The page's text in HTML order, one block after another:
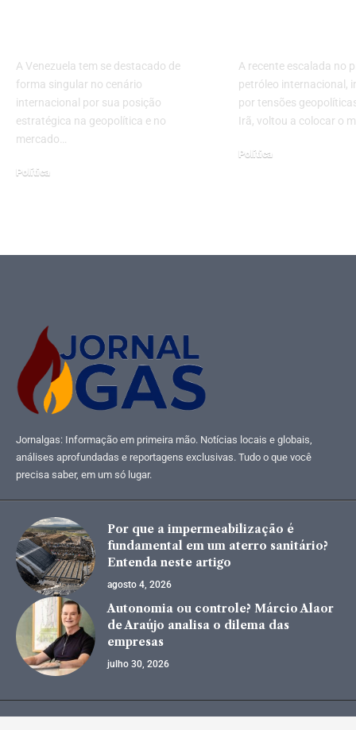
A Venezuela tem se destacado de
forma singular no cenário
internacional por sua posição
estratégica na geopolítica e no
mercado…
Política
A recente escalada no
petróleo internacional,
por tensões
Irã, voltou a colocar o
Política
Jornalgas: Informação em primeira mão. Notícias locais e globais,
análises aprofundadas e reportagens exclusivas. Tudo o que você
precisa saber, em um só lugar.
Por que a impermeabilização é
fundamental em um aterro sanitário?
Entenda neste artigo
agosto 4, 2026
Autonomia ou controle? Márcio Alaor
de Araújo analisa o dilema das
empresas
julho 30, 2026